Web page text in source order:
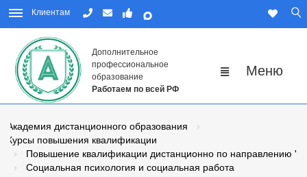
Клиентам
Дополнительное
профессиональное
образование
Работаем по всей РФ
Академия дистанционного образования
Курсы повышения квалификации
Повышение квалификации дистанционно по направлению
Социальная психология и социальная работа